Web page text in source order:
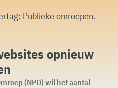
Publieke omroepen.
opnieuw
(NPO) wil het aantal